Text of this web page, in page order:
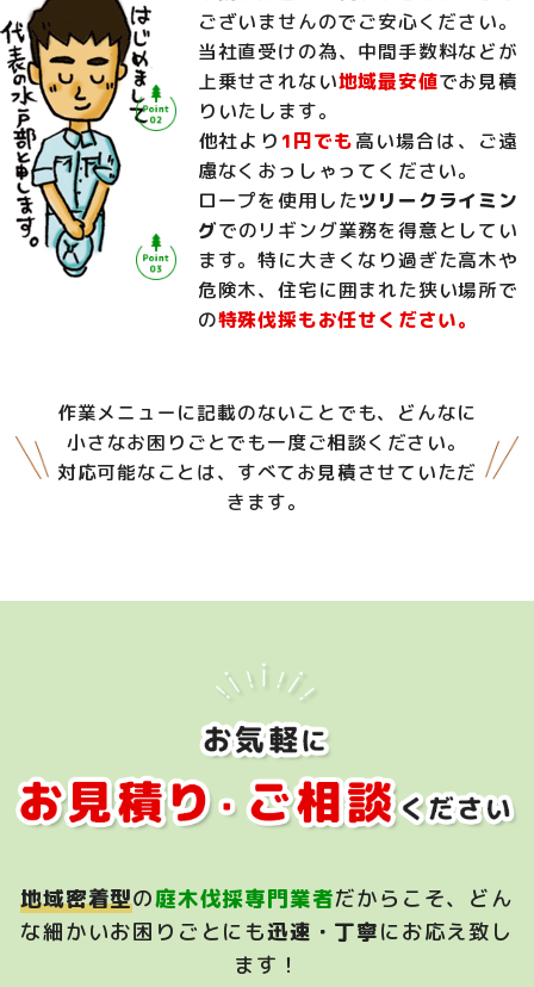
ございませんのでご安心ください。
当社直受けの為、中間手数料などが
上乗せされない地域最安値でお見積
りいたします。
他社より 1円でも高い場合は、ご遠
慮なくおっしゃってください。
ロープを使用したツリークライミン
グでのリギング業務を得意としてい
ます。特に大きくなり過ぎた高木や
危険木、住宅に囲まれた狭い場所で
の特殊伐採もお任せください。
作業メニューに記載のないことでも、どんなに
小さなお困りごとでも一度ご相談ください。
対応可能なことは、すべてお見積させていただ
きます。
地域密着型の庭木伐採専門業者だからこそ、 どん
な細かいお困りごとにも迅速・丁寧にお応え致し
ます！